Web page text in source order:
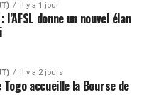
il y a 1 jour
donne un nouvel élan
il y a 2 jours
accueille la Bourse de